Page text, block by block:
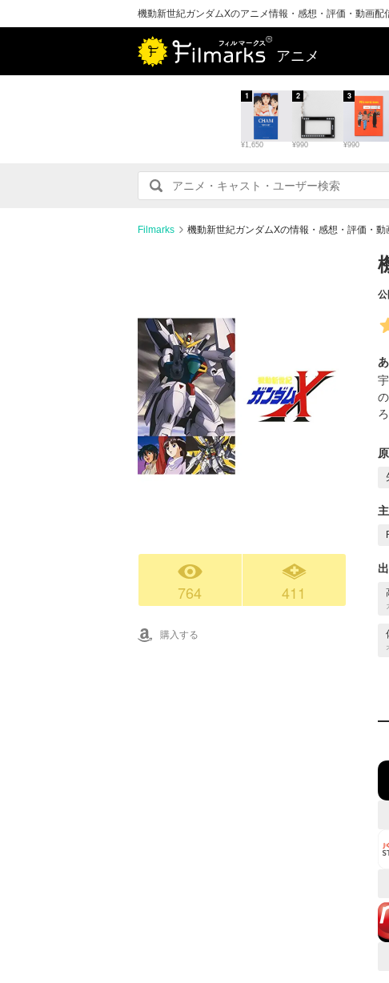
機動新世紀ガンダムXのアニメ情報・感想・評価・動画配
アニメ
¥1,650
1
¥990
2
¥990
3
Filmarks 機動新世紀ガンダムXの情報・感想・評価・動
764 411
購入する